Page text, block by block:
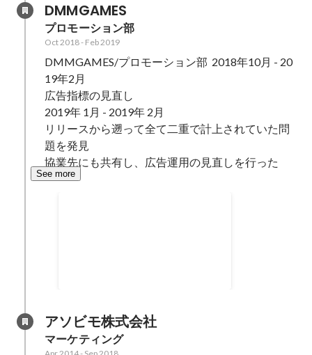
DMMGAMES
プロモーション部
Oct 2018- Feb 2019
DMMGAMES/プロモーション部	2018年10月 - 20
19年2月
広告指標の見直し
2019年 1月 - 2019年 2月
リリースから遡って全て二重で計上されていた問
題を発見
協業先にも共有し、広告運用の見直しを行った
See more
アソビモ株式会社
マーケティング